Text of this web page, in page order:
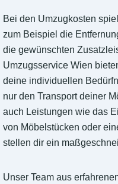
Bei den Umzugkosten
zum Beispiel die
die gewünschten
Umzugsservice Wien
deine individuellen
nur den Transport deiner
auch Leistungen wie das
von Möbelstücken oder
stellen dir ein
Unser Team aus